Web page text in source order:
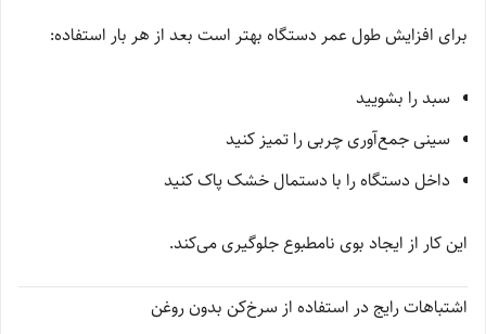
برای افزایش طول عمر دستگاه بهتر است بعد از هر بار استفاده:
سبد را بشویید
سینی جمع‌آوری چربی را تمیز کنید
داخل دستگاه را با دستمال خشک پاک کنید
این کار از ایجاد بوی نامطبوع جلوگیری می‌کند.
اشتباهات رایج در استفاده از سرخ‌کن بدون روغن